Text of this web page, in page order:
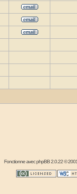
Fonctionne avecphpBB2.0.22 ©